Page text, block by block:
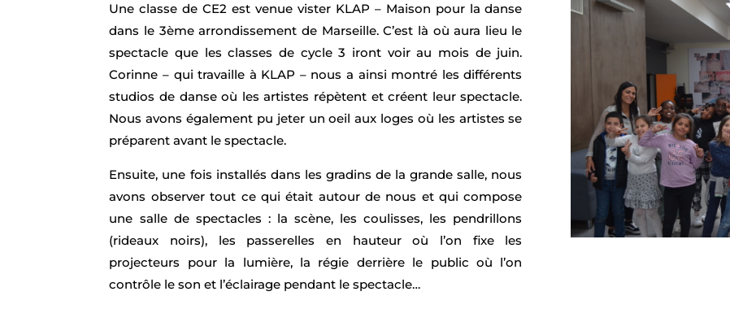
Une classe de CE2 est venue vister KLAP – Maison pour la danse
dans le 3ème arrondissement de Marseille. C’est là où aura lieu le
spectacle que les classes de cycle 3 iront voir au mois de juin.
Corinne – qui travaille à KLAP – nous a ainsi montré les différents
studios de danse où les artistes répètent et créent leur spectacle.
Nous avons également pu jeter un oeil aux loges où les artistes se
préparent avant le spectacle.
Ensuite, une fois installés dans les gradins de la grande salle, nous
avons observer tout ce qui était autour de nous et qui compose
une salle de spectacles : la scène, les coulisses, les pendrillons
(rideaux noirs), les passerelles en hauteur où l’on fixe les
projecteurs pour la lumière, la régie derrière le public où l’on
contrôle le son et l’éclairage pendant le spectacle…